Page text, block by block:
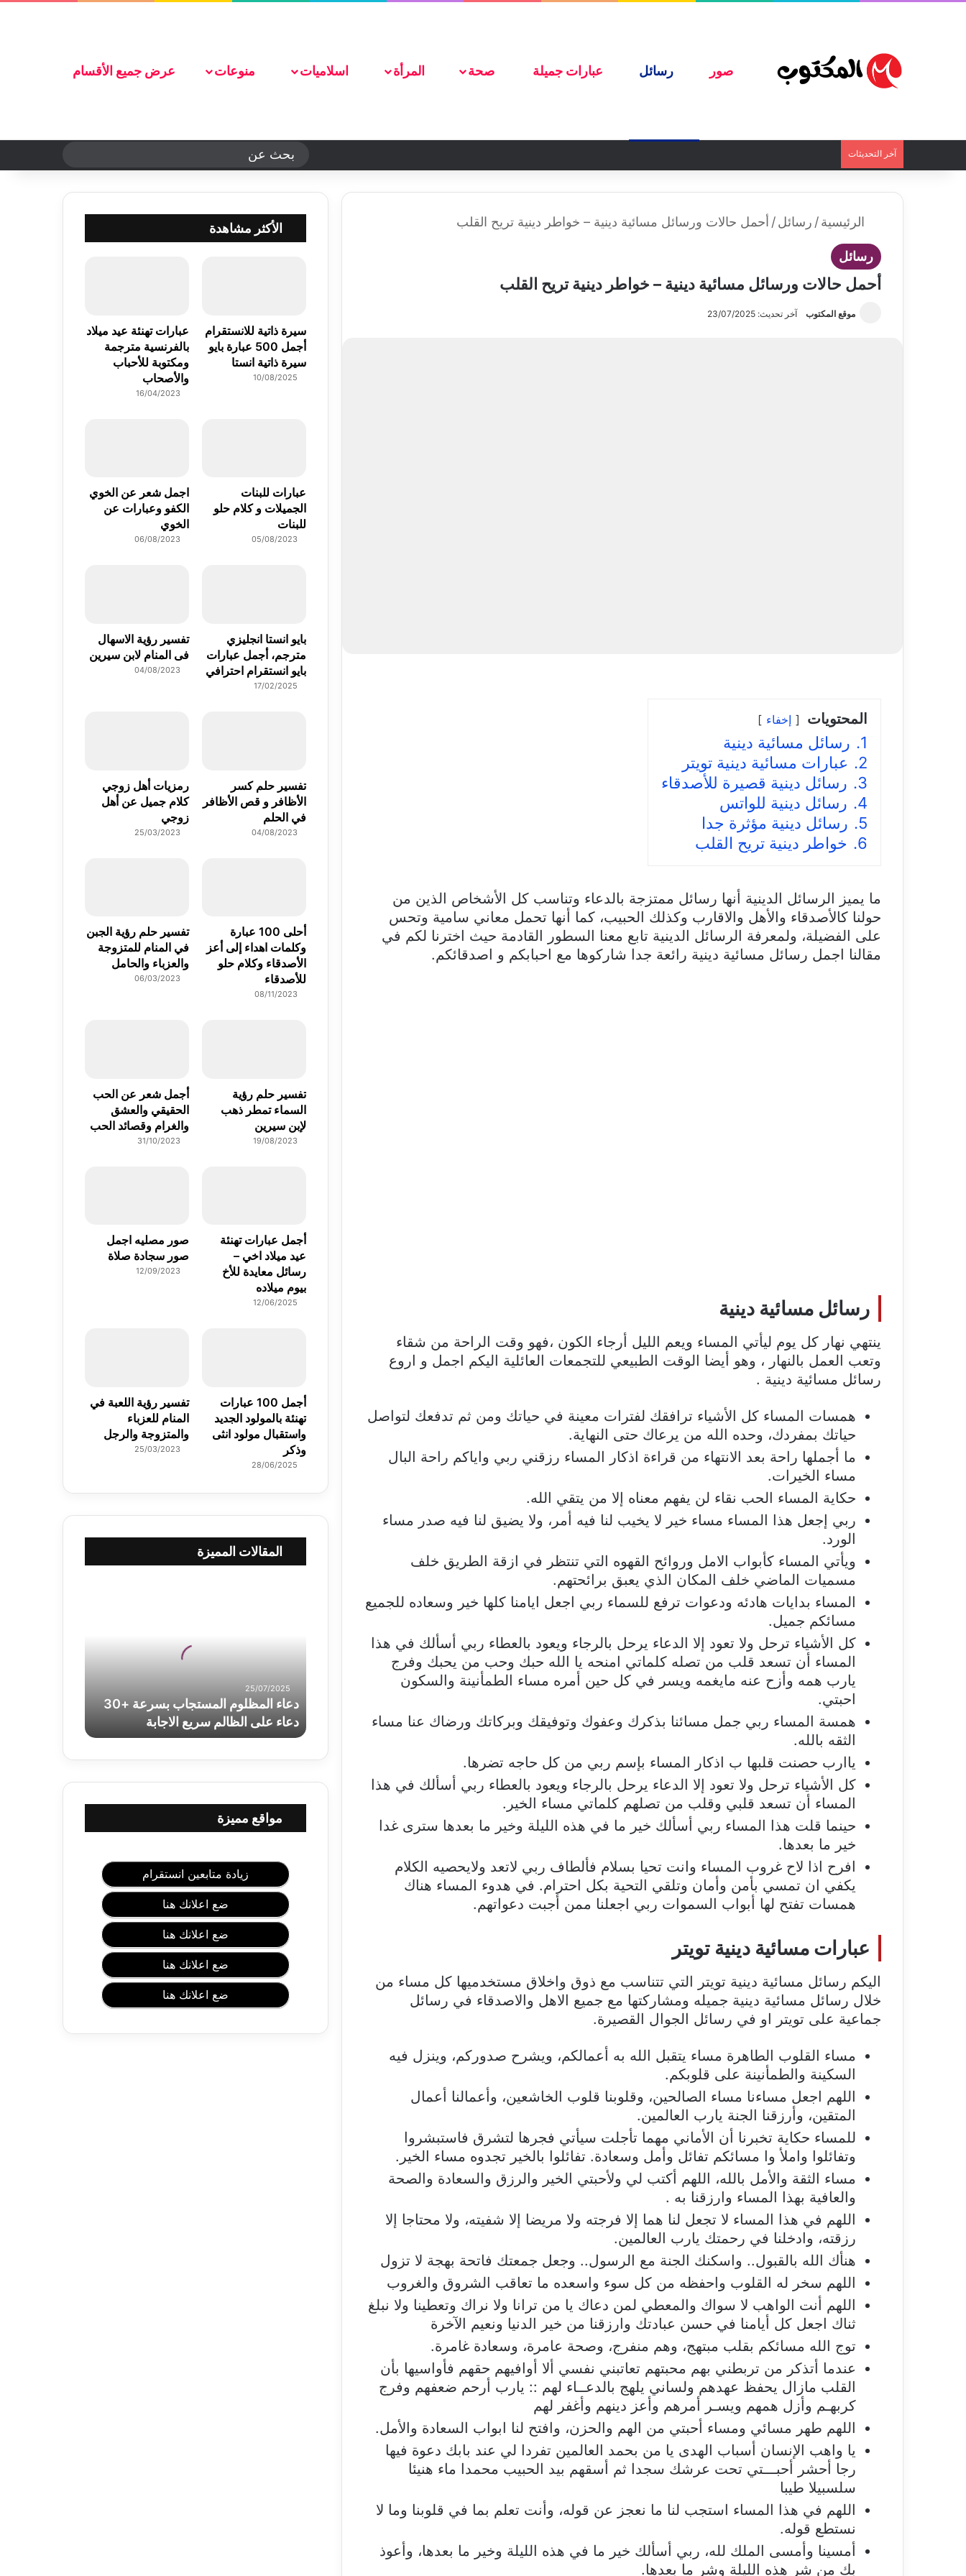
صور رسائل عبارات جميلة صحة المرأة اسلاميات منوعات عرض جميع الأقسام
آخر التحديثات الوضع المظلم
الرئيسية/ رسائل/ أحمل حالات ورسائل مسائية دينية – خواطر دينية تريح القلب
رسائل
أحمل حالات ورسائل مسائية دينية – خواطر دينية تريح القلب
موقع المكتوب آخر تحديث: 23/07/2025
المحتويات إخفاء
1.
رسائل مسائية دينية
2.
عبارات مسائية دينية تويتر
3.
رسائل دينية قصيرة للأصدقاء
4.
رسائل دينية للواتس
5.
رسائل دينية مؤثرة جدا
6.
خواطر دينية تريح القلب
ما يميز الرسائل الدينية أنها رسائل ممتزجة بالدعاء وتناسب كل الأشخاص الذين من
حولنا كالأصدقاء والأهل والاقارب وكذلك الحبيب، كما أنها تحمل معاني سامية وتحس
على الفضيلة، ولمعرفة الرسائل الدينية تابع معنا السطور القادمة حيث اخترنا لكم في
مقالنا اجمل رسائل مسائية دينية رائعة جدا شاركوها مع احبابكم و اصدقائكم.
رسائل مسائية دينية
ينتهي نهار كل يوم ليأتي المساء ويعم الليل أرجاء الكون ،فهو وقت الراحة من شقاء
وتعب العمل بالنهار ، وهو أيضا الوقت الطبيعي للتجمعات العائلية اليكم اجمل و اروع
رسائل مسائية دينية .
همسات المساء كل الأشياء ترافقك لفترات معينة في حياتك ومن ثم تدفعك لتواصل
حياتك بمفردك، وحده الله من يرعاك حتى النهاية.
ما أجملها راحة بعد الانتهاء من قراءة اذكار المساء رزقني ربي واياكم راحة البال
مساء الخيرات.
حكاية المساء الحب نقاء لن يفهم معناه إلا من يتقي الله.
ربي إجعل هذا المساء مساء خير لا يخيب لنا فيه أمر، ولا يضيق لنا فيه صدر مساء
الورد⁩.
ويأتي المساء كأبواب الامل وروائح القهوه التي تنتظر في ازقة الطريق خلف
مسميات الماضي خلف المكان الذي يعبق برائحتهم.
المساء بدايات هادئه ودعوات ترفع للسماء ربي اجعل ايامنا كلها خير وسعاده للجميع
مسائكم جميل.
كل الأشياء ترحل ولا تعود إلا الدعاء يرحل بالرجاء ويعود بالعطاء ربي أسألك في هذا
المساء أن تسعد قلب من تصله كلماتي امنحه يا الله حبك وحب من يحبك وفرج
يارب همه وأزح عنه مايغمه ويسر في كل حين أمره مساء الطمأنينة والسكون
احبتي.
همسة المساء ربي جمل مسائنا بذكرك وعفوك وتوفيقك وبركاتك ورضاك عنا مساء
الثقه بالله.
ياارب حصنت قلبها ب اذكار المساء بإسم ربي من كل حاجه تضرها.
كل الأشياء ترحل ولا تعود إلا الدعاء يرحل بالرجاء ويعود بالعطاء ربي أسألك في هذا
المساء أن تسعد قلبي وقلب من تصلهم كلماتي مساء الخير.
حينما قلت هذا المساء ربي أسألك خير ما في هذه الليلة وخير ما بعدها سترى غدا
خير ما بعدها.
افرح اذا لاح غروب المساء وانت تحيا بسلام فألطاف ربي لاتعد ولايحصيه الكلام
يكفي ان تمسي بأمن وأمان وتلقي التحية بكل احترام. في هدوء المساء هناك
همسات تفتح لها أبواب السموات ربي اجعلنا ممن أجبت دعواتهم.
عبارات مسائية دينية تويتر
اليكم رسائل مسائية دينية تويتر التي تتناسب مع ذوق واخلاق مستخدميها كل مساء من
خلال رسائل مسائية دينية جميله ومشاركتها مع جميع الاهل والاصدقاء في رسائل
جماعية على تويتر او في رسائل الجوال القصيرة.
مساء القلوب الطاهرة مساء يتقبل الله به أعمالكم، ويشرح صدوركم، وينزل فيه
السكينة والطمأنينة على قلوبكم.
اللهم اجعل مساءنا مساء الصالحين، وقلوبنا قلوب الخاشعين، وأعمالنا أعمال
المتقين، وأرزقنا الجنة يارب العالمين.
للمساء حكاية تخبرنا أن الأماني مهما تأجلت سيأتي فجرها لتشرق فاستبشروا
وتفائلوا واملأ وا مسائكم تفائل وأمل وسعادة. تفائلوا بالخير تجدوه مساء الخير.
مساء الثقة والأمل بالله، اللهم أكتب لي ولأحبتي الخير والرزق والسعادة والصحة
والعافية بهذا المساء وارزقنا به .
اللهم في هذا المساء لا تجعل لنا هما إلا فرجته ولا مريضا إلا شفيته، ولا محتاجا إلا
رزقته، وادخلنا في رحمتك يارب العالمين.
هنأك الله بالقبول.. واسكنك الجنة مع الرسول.. وجعل جمعتك فاتحة بهجة لا تزول
اللهم سخر له القلوب واحفظه من كل سوء واسعده ما تعاقب الشروق والغروب
اللهم أنت الواهب لا سواك والمعطي لمن دعاك يا من ترانا ولا نراك وتعطينا ولا نبلغ
ثناك اجعل كل أيامنا في حسن عبادتك وارزقنا من خير الدنيا ونعيم الآخرة
توج الله مسائكم بقلب مبتهج، وهم منفرج، وصحة عامرة، وسعادة غامرة.
عندما أتذكر من تربطني بهم محبتهم تعاتبني نفسي ألا أوافيهم حقهم فأواسيها بأن
القلب مازال يحفظ عهدهم ولساني يلهج بالدعــاء لهم :: يارب أرحم ضعفهم وفرج
كربهـم وأزل همهم ويسـر أمرهم وأعز دينهم وأغفر لهم
اللهم طهر مسائي ومساء أحبتي من الهم والحزن، وافتح لنا ابواب السعادة والأمل.
يا واهب الإنسان أسباب الهدى يا من بحمد العالمين تفردا لي عند بابك دعوة فيها
رجا أحشر أحبـــتي تحت عرشك سجدا ثم أسقهم بيد الحبيب محمدا ماء هنيئا
سلسبيلا طيبا
اللهم في هذا المساء استجب لنا ما نعجز عن قوله، وأنت تعلم بما في قلوبنا وما لا
نستطع قوله.
أمسينا وأمسى الملك لله، ربي أسألك خير ما في هذه الليلة وخير ما بعدها، وأعوذ
بك من شر هذه الليلة وشر ما بعدها.
الأكثر مشاهدة
سيرة ذاتية للانستقرام
أجمل 500 عبارة بايو
سيرة ذاتية انستا
10/08/2025
عبارات تهنئة عيد ميلاد
بالفرنسية مترجمة
ومكتوبة للأحباب
والأصحاب
16/04/2023
عبارات للبنات
الجميلات و كلام حلو
للبنات
05/08/2023
اجمل شعر عن الخوي
الكفو وعبارات عن
الخوي
06/08/2023
بايو انستا انجليزي
مترجم، أجمل عبارات
بايو انستقرام احترافي
17/02/2025
تفسير رؤية الاسهال
فى المنام لابن سيرين
04/08/2023
تفسير حلم كسر
الأظافر و قص الأظافر
في الحلم
04/08/2023
رمزيات أهل زوجي
كلام جميل عن أهل
زوجي
25/03/2023
أحلى 100 عبارة
وكلمات اهداء إلى أعز
الأصدقاء وكلام حلو
للأصدقاء
08/11/2023
تفسير حلم رؤية الجبن
في المنام للمتزوجة
والعزباء والحامل
06/03/2023
تفسير حلم رؤية
السماء تمطر ذهب
لإبن سيرين
19/08/2023
أجمل شعر عن الحب
الحقيقي والعشق
والغرام وقصائد الحب
31/10/2023
أجمل عبارات تهنئة
عيد ميلاد اخي –
رسائل معايدة للأخ
بيوم ميلاده
12/06/2025
صور مصليه اجمل
صور سجادة صلاة
12/09/2023
أجمل 100 عبارات
تهنئة بالمولود الجديد
واستقبال مولود انثى
وذكر
28/06/2025
تفسير رؤية اللعبة في
المنام للعزباء
والمتزوجة والرجل
25/03/2023
المقالات المميزة
م
م
ج
25/07/2025
دعاء المظلوم المستجاب بسرعة +30
دعاء على الظالم سريع الاجابة
مواقع مميزة
زيادة متابعين انستقرام
ضع اعلانك هنا
ضع اعلانك هنا
ضع اعلانك هنا
ضع اعلانك هنا